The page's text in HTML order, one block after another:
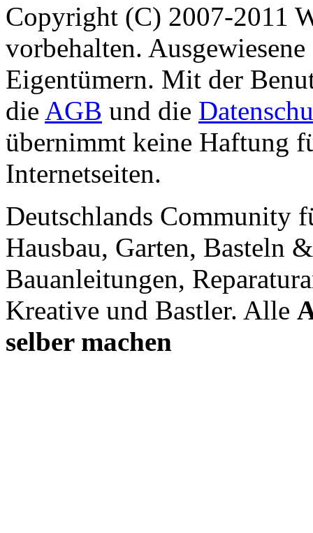
Copyright (C) 2007-2011
vorbehalten.
Eigentümern. Mit der
die AGB und die
übernimmt keine Haftung
Internetseiten.
Deutschlands Community
Hausbau, Garten, Basteln
Bauanleitungen,
Kreative und Bastler. Alle
selber machen